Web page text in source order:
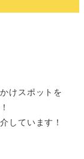
けスポットを
しています！